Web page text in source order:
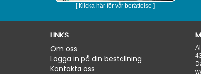
[ Klicka här för vår berättelse ]
LINKS
Om oss
Logga in på din beställning
Kontakta oss